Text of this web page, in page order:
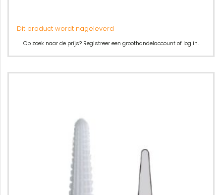
Dit product wordt nageleverd
Op zoek naar de prijs? Registreer een groothandelaccount of log in.